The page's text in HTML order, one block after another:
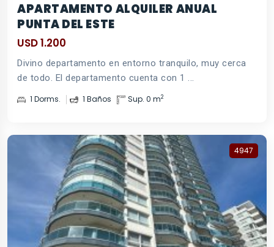
APARTAMENTO ALQUILER ANUAL
PUNTA DEL ESTE
USD 1.200
Divino departamento en entorno tranquilo, muy cerca
de todo. El departamento cuenta con 1 ...
1 Dorms. 1 Baños Sup. 0 m2
4947